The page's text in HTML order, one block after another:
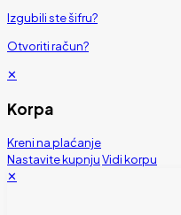
Izgubili ste šifru?
Otvoriti račun?
✕
Korpa
Kreni na plaćanje
Nastavite kupnjuVidi korpu
✕